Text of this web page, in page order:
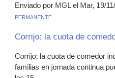
Enviado por MGL el Mar, 19/
PERMANENTE
Corrijo: la cuota de
Corrijo: la cuota de comedor
familias en jornada continua